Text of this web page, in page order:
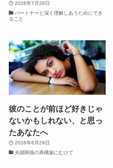
2026年7月28日
パートナーと深く理解しあうためにでき
ること
彼のことが前ほど好きじゃ
ないかもしれない、と思っ
たあなたへ
2026年6月29日
夫婦関係の再構築にむけて